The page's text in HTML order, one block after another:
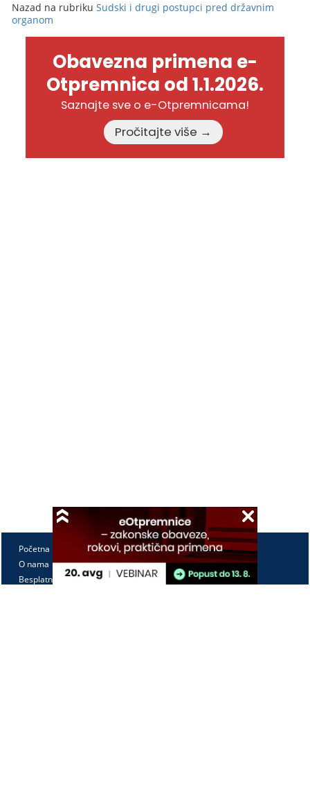
Nazad na rubrikuSudski i drugi postupci pred državnim
organom
Obavezna primena e-
Otpremnica od 1.1.2026.
Saznajte sve o e-Otpremnicama!
Pročitajte više →
Početna
O nama
Besplatno